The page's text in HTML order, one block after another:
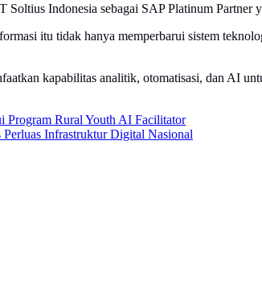
Indonesia sebagai SAP Platinum Partner
itu tidak hanya memperbarui sistem
kapabilitas analitik, otomatisasi, dan AI
Rural Youth AI Facilitator
Infrastruktur Digital Nasional